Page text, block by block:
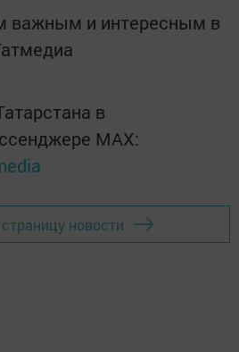
важным и интересным в
в
MАХ:
новости